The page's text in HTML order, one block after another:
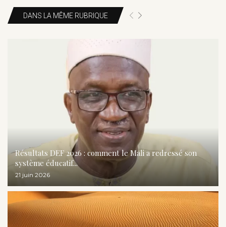
DANS LA MÊME RUBRIQUE
Résultats DEF 2026 : comment le Mali a redressé son
système éducatif...
21 juin 2026